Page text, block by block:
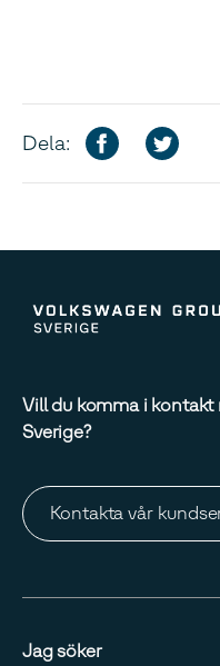
Dela:
Vill du komma i kontakt
Sverige?
Kontakta vår
Jag söker